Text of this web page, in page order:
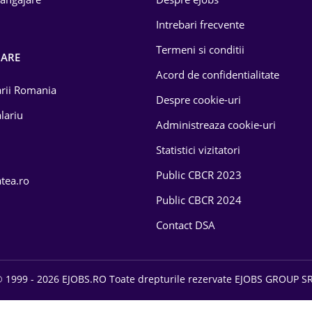
Romania
Intrebari frecvente
Termeni si conditii
Acord de confidentialitate
Despre cookie-uri
Administreaza cookie-uri
Statistici vizitatori
Public CBCR 2023
Public CBCR 2024
Contact DSA
1999 - 2026 EJOBS.RO Toate drepturile rezervate EJOBS GROUP